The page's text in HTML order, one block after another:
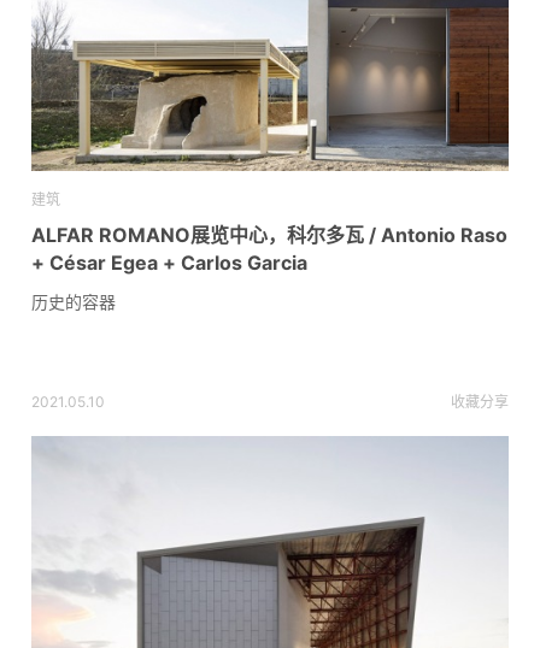
建筑
ALFAR ROMANO展览中心，科尔多瓦 / Antonio Raso
+ César Egea + Carlos Garcia
历史的容器
2021.05.10 收藏分享